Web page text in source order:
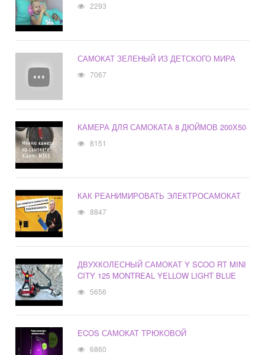
2293
САМОКАТ ЗЕЛЕНЫЙ ИЗ ДЕТСКОГО МИРА
7067
КАМЕРА ДЛЯ САМОКАТА 8 ДЮЙМОВ 200Х50
8151
КАК РЕАНИМИРОВАТЬ ЭЛЕКТРОСАМОКАТ
8847
ДВУХКОЛЕСНЫЙ САМОКАТ Y SCOO RT MINI
CITY 125 MONTREAL YELLOW LIGHT BLUE
5656
ECOS САМОКАТ ТРЮКОВОЙ
6860